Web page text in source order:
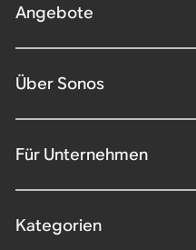
Angebote
Über Sonos
Für Unternehmen
Kategorien